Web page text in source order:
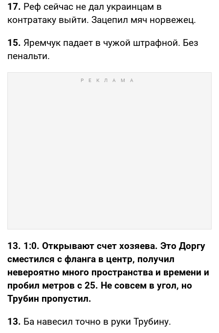
17. Реф сейчас не дал украинцам в
контратаку выйти. Зацепил мяч норвежец.
15. Яремчук падает в чужой штрафной. Без
пенальти.
13. 1:0. Открывают счет хозяева. Это Доргу
сместился с фланга в центр, получил
невероятно много пространства и времени и
пробил метров с 25. Не совсем в угол, но
Трубин пропустил.
13. Ба навесил точно в руки Трубину.